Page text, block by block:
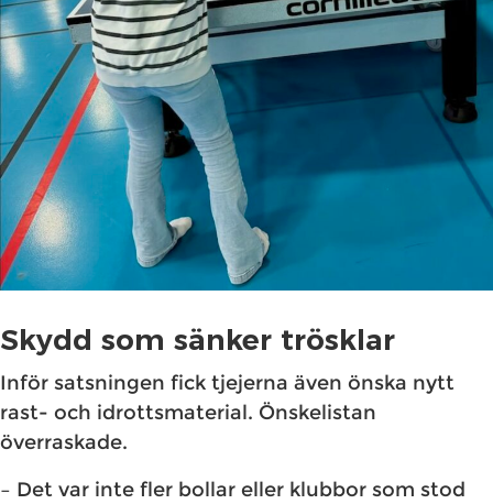
Skydd som sänker trösklar
Inför satsningen fick tjejerna även önska nytt
rast- och idrottsmaterial. Önskelistan
överraskade.
– Det var inte fler bollar eller klubbor som stod